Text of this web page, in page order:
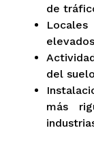
de
del
más